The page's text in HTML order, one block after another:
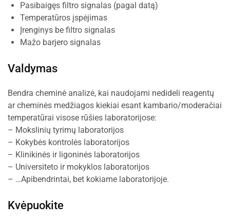
Pasibaigęs filtro signalas (pagal datą)
Temperatūros įspėjimas
Įrenginys be filtro signalas
Mažo barjero signalas
Valdymas
Bendra cheminė analizė, kai naudojami nedideli reagentų
ar cheminės medžiagos kiekiai esant kambario/moderačiai
temperatūrai visose rūšies laboratorijose:
– Mokslinių tyrimų laboratorijos
– Kokybės kontrolės laboratorijos
– Klinikinės ir ligoninės laboratorijos
– Universiteto ir mokyklos laboratorijos
– …Apibendrintai, bet kokiame laboratorijoje.
Kvėpuokite